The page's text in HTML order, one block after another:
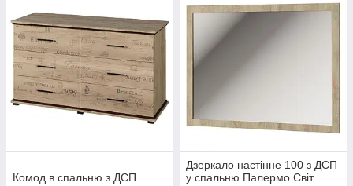
Комод в спальню з ДСП
Дзеркало настінне 100 з ДСП
у спальню Палермо Світ